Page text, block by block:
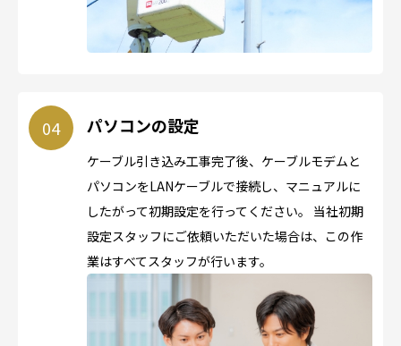
パソコンの設定
ケーブル引き込み工事完了後、ケーブルモデムと
パソコンをLANケーブルで接続し、マニュアルに
したがって初期設定を行ってください。 当社初期
設定スタッフにご依頼いただいた場合は、この作
業はすべてスタッフが行います。